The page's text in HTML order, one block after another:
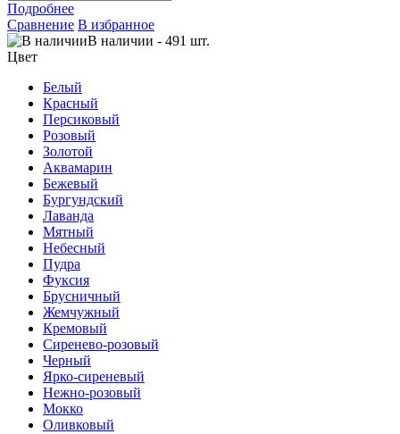
Подробнее
Сравнение В избранное
В наличии - 491 шт.
Цвет
Белый
Красный
Персиковый
Розовый
Золотой
Аквамарин
Бежевый
Бургундский
Лаванда
Мятный
Небесный
Пудра
Фуксия
Брусничный
Жемчужный
Кремовый
Сиренево-розовый
Черный
Ярко-сиреневый
Нежно-розовый
Мокко
Оливковый